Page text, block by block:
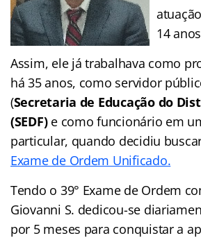
14
Assim, ele já trabalhava como
há 35 anos, como servidor
(Secretaria de Educação do
(SEDF)e como funcionário em
particular, quando decidiu
Exame de Ordem Unificado.
Tendo o 39° Exame de Ordem
Giovanni S. dedicou-se
por 5 meses para conquistar a